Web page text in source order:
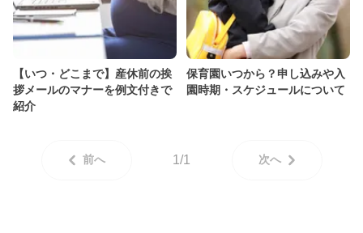
【いつ・どこまで】産休前の挨
拶メールのマナーを例文付きで
紹介
保育園いつから？申し込みや入
園時期・スケジュールについて
前へ 1/1 次へ